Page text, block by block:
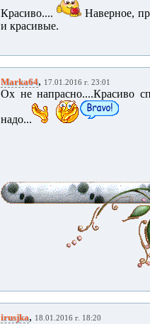
Красиво....
Наверное,
и красивые.
Marka64, 17.01.2016 г. 23:01
Ох не напрасно....Красиво
надо...
irusjka, 18.01.2016 г. 18:20